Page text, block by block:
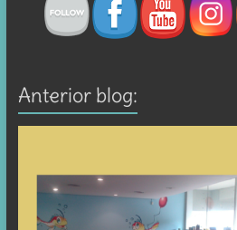
Anterior blog: